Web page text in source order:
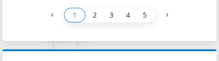
‹ 1 2 3 4 5 ›